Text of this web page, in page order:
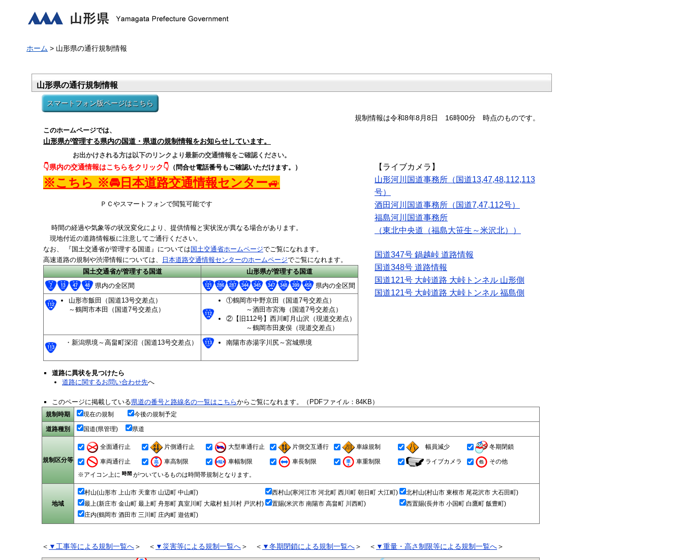
山形県
ホーム > 山形県の通行規制情報
山形県の通行規制情報
規制情報は令和8年8月8日 16時00分 時点のものです。
このホームページでは、
山形県が管理する県内の国道・県道の規制情報をお知らせしています。
お出かけされる方は以下のリンクより最新の交通情報をご確認ください。
👇県内の交通情報はこちらをクリック👇 （問合せ電話番号もご確認いただけます。）
※こちら ※🚘 日本道路交通情報センター🚙
ＰＣやスマートフォンで閲覧可能です
時間の経過や気象等の状況変化により、提供情報と実状況が異なる場合があります。
現地付近の道路情報板に注意してご通行ください。
なお、
『国土交通省が管理する国道』については 国土交通省ホームページでご覧になれます。
高速道路の規制や渋滞情報については、
日本道路交通情報センターのホームページでご覧になれます。
国土交通省が管理する国道
山形県が管理する国道
県内の全区間
県内の全区間
山形市飯田（国道13号交差点）
～鶴岡市本田（国道7号交差点）
①鶴岡市中野京田（国道7号交差点）
～酒田市宮海（国道7号交差点）
②【旧112号】西川町月山沢（現道交差点）
～鶴岡市田麦俣（現道交差点）
・新潟県境～高畠町深沼（国道13号交差点）
南陽市赤湯字川尻～宮城県境
【ライブカメラ】
山形河川国道事務所（国道13,47,48,112,113
号）
酒田河川国道事務所（国道7,47,112号）
福島河川国道事務所
（東北中央道（福島大笹生～米沢北））
国道347号 鍋越峠 道路情報
国道348号 道路情報
国道121号 大峠道路 大峠トンネル 山形側
国道121号 大峠道路 大峠トンネル 福島側
道路に異状を見つけたら
道路に関するお問い合わせ先へ
このページに掲載している県道の番号と路線名の一覧はこちらからご覧になれます。（PDFファイル：84KB）
規制時期 現在の規制 今後の規制予定
道路種別 国道(県管理) 県道
規制区分等
全面通行止 片側通行止 大型車通行止 片側交互通行 車線規制 幅員減少 冬期閉鎖
車両通行止 車高制限 車幅制限 車長制限 車重制限 ライブカメラ その他
※アイコン上に がついているものは時間帯規制となります。
地域
村山(山形市 上山市 天童市 山辺町 中山町) 西村山(寒河江市 河北町 西川町 朝日町 大江町)
北村山(村山市 東根市 尾花沢市 大石田町)
最上(新庄市 金山町 最上町 舟形町 真室川町 大蔵村 鮭川村 戸沢村)
置賜(米沢市 南陽市 高畠町 川西町)
西置賜(長井市 小国町 白鷹町 飯豊町)
庄内(鶴岡市 酒田市 三川町 庄内町 遊佐町)
＜ ▼工事等による規制一覧へ＞ ＜ ▼災害等による規制一覧へ＞ ＜ ▼冬期閉鎖による規制一覧へ＞ ＜ ▼重量・高さ制限等による規制一覧へ＞